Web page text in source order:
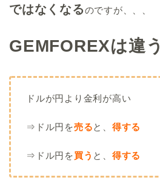
ではなくなるのですが、、、
GEMFOREXは違う
ドルが円より金利が高い
⇒ドル円を売ると、 得する
⇒ドル円を買う と、 得する